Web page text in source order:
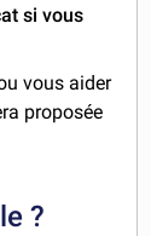
si vous
vous aider
proposée
?